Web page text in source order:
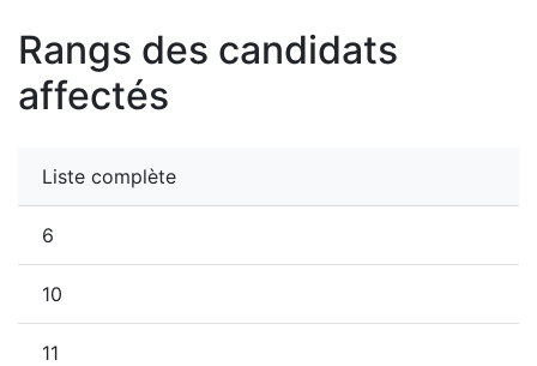
Rangs des candidats
affectés
Liste complète
6
10
11